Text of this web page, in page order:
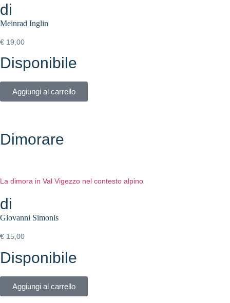
di
Meinrad Inglin
€ 19,00
Disponibile
Aggiungi al carrello
Dimorare
La dimora in Val Vigezzo nel contesto alpino
di
Giovanni Simonis
€ 15,00
Disponibile
Aggiungi al carrello